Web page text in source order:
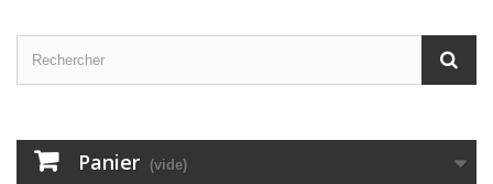
Panier (vide)